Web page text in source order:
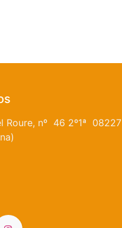
Roure, nº 46 2º1ª 08227